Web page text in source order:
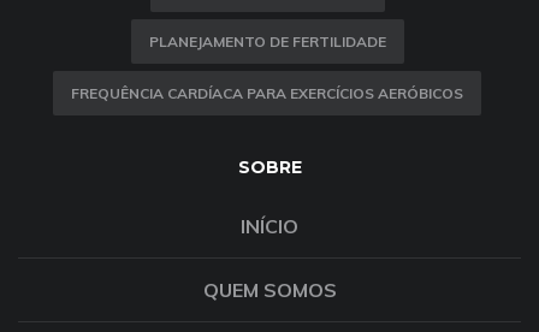
PLANEJAMENTO DE FERTILIDADE
FREQUÊNCIA CARDÍACA PARA EXERCÍCIOS AERÓBICOS
SOBRE
INÍCIO
QUEM SOMOS